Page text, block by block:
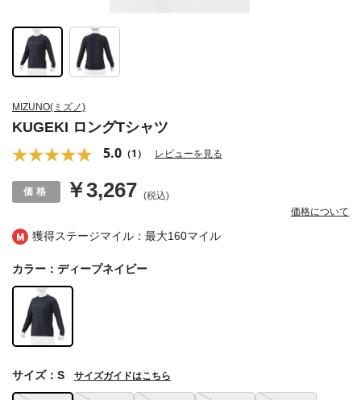
獲得ステージマイル：最大160マイル
MIZUNO(ミズノ)
KUGEKI ロングTシャツ
5.0 （1） レビューを見る
￥3,267 (税込)
価格について
カラー：ディープネイビー
サイズ：S サイズガイドはこちら